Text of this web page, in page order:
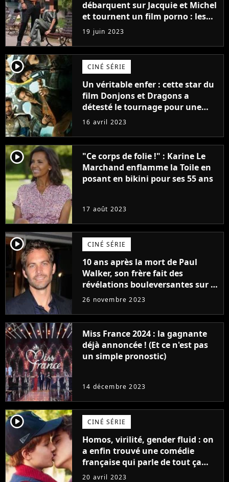
débarquent sur Jacquie et Michel
et tournent un film porno : les
premières images du tournage
(exclu)
19 juin 2023
player2 CINÉ SÉRIE
Un véritable enfer : cette star du
film Donjons et Dragons a
détesté le tournage pour une
raison très spéciale
16 avril 2023
player2
"Ce corps de folie !" : Karine Le
Marchand enflamme la Toile en
posant en bikini pour ses 55 ans
17 août 2023
player2 CINÉ SÉRIE
10 ans après la mort de Paul
Walker, son frère fait des
révélations bouleversantes sur la
réaction des acteurs de Fast and
26 novembre 2023
Miss France 2024 : la gagnante
déjà annoncée ! (Et ce n'est pas
un simple pronostic)
14 décembre 2023
player2 CINÉ SÉRIE
Homos, virilité, gender fluid : on
a enfin trouvé une comédie
française qui parle de tout ça
sans être super ringarde
20 avril 2023